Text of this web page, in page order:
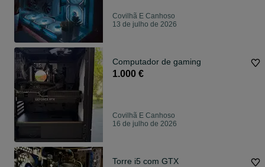
Covilhã E Canhoso
13 de julho de 2026
Computador de gaming
1.000 €
Covilhã E Canhoso
16 de julho de 2026
Torre i5 com GTX